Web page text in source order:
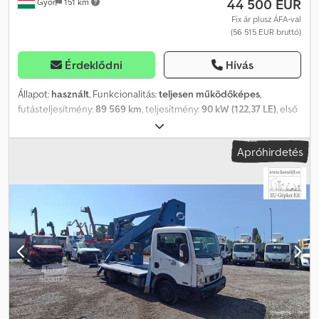
44 500 EUR
Fix ár plusz ÁFA-val
(56 515 EUR bruttó)
Érdeklődni Hívás
Állapot: használt, Funkcionalitás:teljesen működőképes,
futásteljesítmény:89 569 km, teljesítmény:90 kW (122,37 LE), első
, üzemanyagtípus:
3 500 kg, gumiabroncs állapota:80 százalék, tengelyelrendezés:
, ülések száma:2, Gyártási
, Nissan Cabstar
Ruthmann-Steiger TB270 – 27 m – 230 kg Maximális
munkamagasság: 27 m Gyártási év: 2014/05 Futásteljesítmény (km):
89569 km Üzemórák: Kibocsátási osztály: EURO5 Teljesítmény: 90
kW Hengerűrtartalom (ccm-ben): 2488 Üzemanyag: Dízel
Megengedett legnagyobb megengedett össztömeg: 3500 kg
Rakodóképesség: 230 kg Kosár alapmagassága: 25 m Maximális
vízszintes hatótávolság (1 fővel): 25,8 m Forgókosár: 450° Kosár
méretei: 1400x700 mm Vezérlés: Elektromos-hidraulikus Cedezr T
Nmspfx Acgjrf Ülések száma: 2 Sebességváltó: Manuális
Apróhirdetés